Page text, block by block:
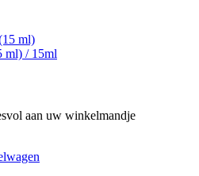
ml) / 15ml
aan uw winkelmandje